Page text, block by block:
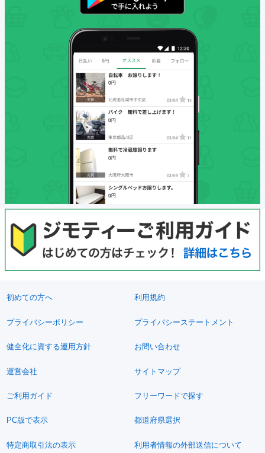
初めての方へ 利用規約
プライバシーポリシー プライバシーステートメント
健全化に資する運用方針 お問い合わせ
運営会社 サイトマップ
ご利用ガイド フリーワードで探す
PC版で表示 都道府県選択
特定商取引法の表示 利用者情報の外部送信について